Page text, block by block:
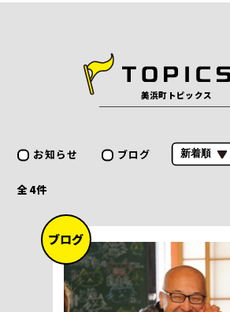
美浜町トピックス
全4件
お知らせ ブログ
ブログ